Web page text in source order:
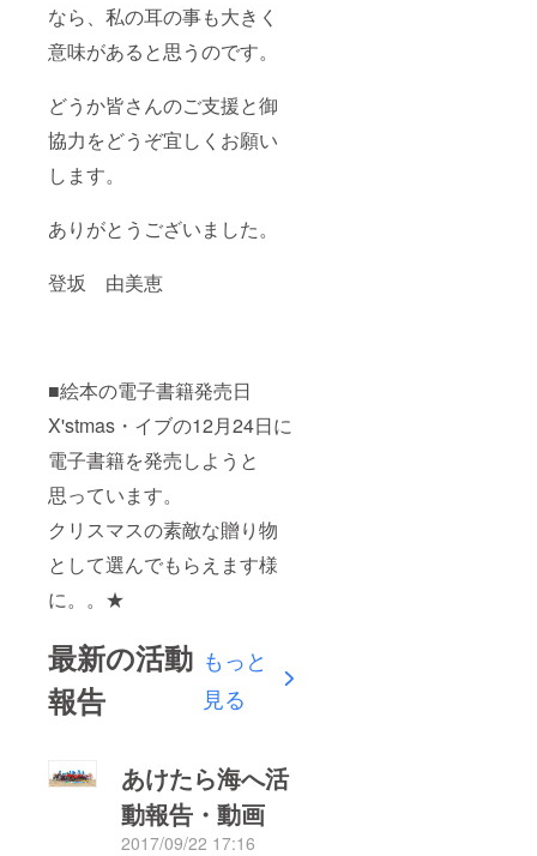
なら、私の耳の事も大きく
意味があると思うのです。
どうか皆さんのご支援と御
協力をどうぞ宜しくお願い
します。
ありがとうございました。
登坂 由美恵
■絵本の電子書籍発売日
X'stmas・イブの12月24日に
電子書籍を発売しようと
思っています。
クリスマスの素敵な贈り物
として選んでもらえます様
に。。★
最新の活動
報告
もっと
見る
あけたら海へ活
動報告・動画
2017/09/22 17:16